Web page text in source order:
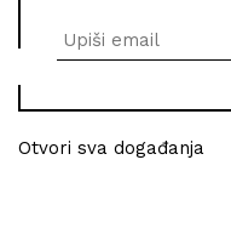
Otvori sva događanja